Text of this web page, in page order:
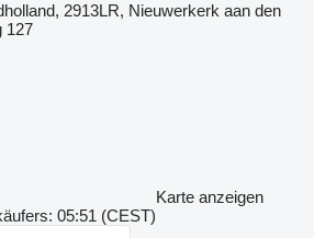
2913LR, Nieuwerkerk aan den
127
Karte anzeigen
05:51 (CEST)